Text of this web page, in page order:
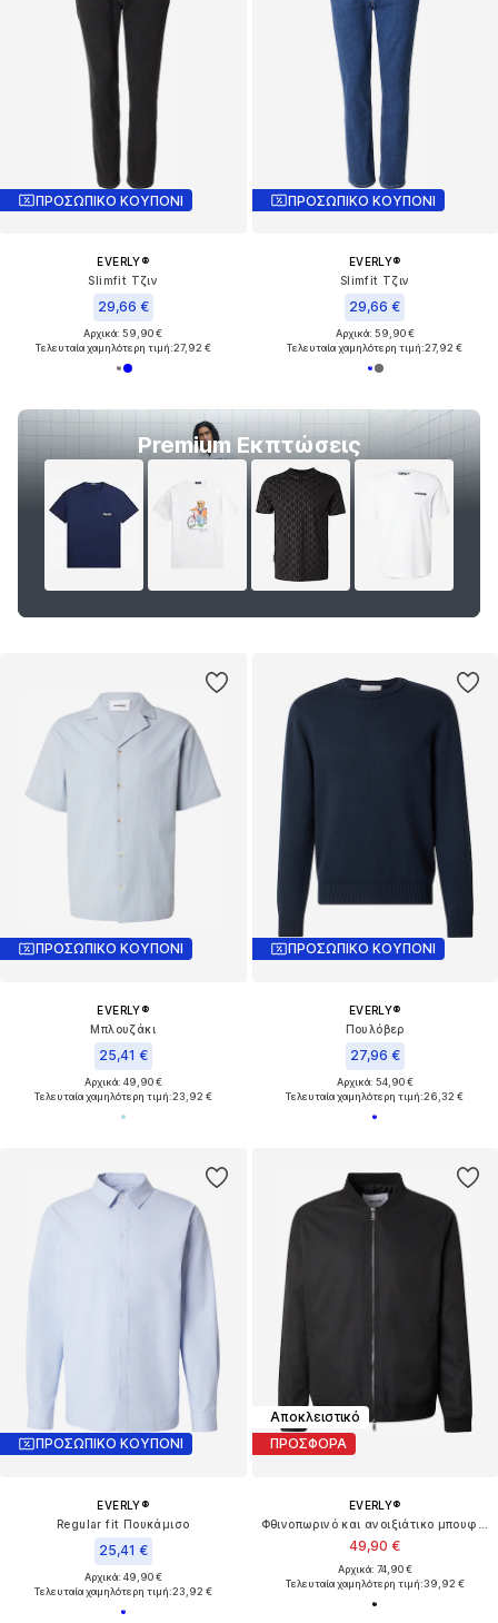
ΠΡΟΣΩΠΙΚΟ ΚΟΥΠΟΝΙ
EVERLY®
Slimfit Τζιν
29,66 €
Αρχικά: 59,90 €
Τελευταία χαμηλότερη τιμή:27,92 €
Premium Εκπτώσεις
ΠΡΟΣΩΠΙΚΟ ΚΟΥΠΟΝΙ
EVERLY®
Slimfit Τζιν
29,66 €
Αρχικά: 59,90 €
Τελευταία χαμηλότερη τιμή:27,92 €
ΠΡΟΣΩΠΙΚΟ ΚΟΥΠΟΝΙ
EVERLY®
Μπλουζάκι
25,41 €
Αρχικά: 49,90 €
Τελευταία χαμηλότερη τιμή:23,92 €
ΠΡΟΣΩΠΙΚΟ ΚΟΥΠΟΝΙ
EVERLY®
Πουλόβερ
27,96 €
Αρχικά: 54,90 €
Τελευταία χαμηλότερη τιμή:26,32 €
ΠΡΟΣΩΠΙΚΟ ΚΟΥΠΟΝΙ
EVERLY®
Regular fit Πουκάμισο
25,41 €
Αρχικά: 49,90 €
Τελευταία χαμηλότερη τιμή:23,92 €
Αποκλειστικό
ΠΡΟΣΦΟΡΑ
EVERLY®
49,90 €
Αρχικά: 74,90 €
Τελευταία χαμηλότερη τιμή:39,92 €